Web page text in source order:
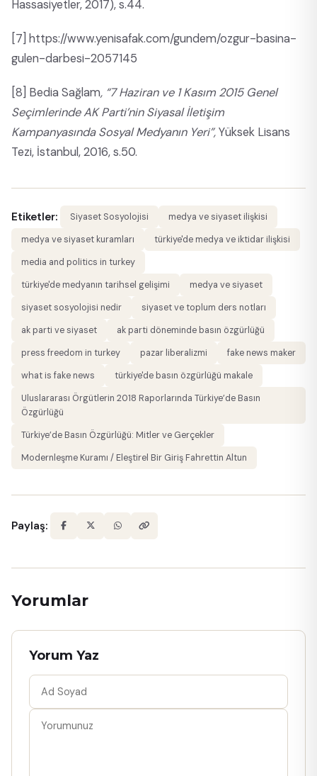
Hassasiyetler, 2017), s.44.
[7] https://www.yenisafak.com/gundem/ozgur-basina-
gulen-darbesi-2057145
[8] Bedia Sağlam, “7 Haziran ve 1 Kasım 2015 Genel
Seçimlerinde AK Parti’nin Siyasal İletişim
Kampanyasında Sosyal Medyanın Yeri”,Yüksek Lisans
Tezi, İstanbul, 2016, s.50.
Etiketler: Siyaset Sosyolojisi
medya ve siyaset ilişkisi
medya ve siyaset kuramları
türkiye'de medya ve iktidar ilişkisi
media and politics in turkey
türkiye'de medyanın tarihsel gelişimi
medya ve siyaset
siyaset sosyolojisi nedir
siyaset ve toplum ders notları
ak parti ve siyaset
ak parti döneminde basın özgürlüğü
press freedom in turkey
pazar liberalizmi
fake news maker
what is fake news
türkiye'de basın özgürlüğü makale
Uluslararası Örgütlerin 2018 Raporlarında Türkiye’de Basın
Özgürlüğü
Türkiye’de Basın Özgürlüğü: Mitler ve Gerçekler
Modernleşme Kuramı / Eleştirel Bir Giriş Fahrettin Altun
Paylaş:
Yorumlar
Yorum Yaz